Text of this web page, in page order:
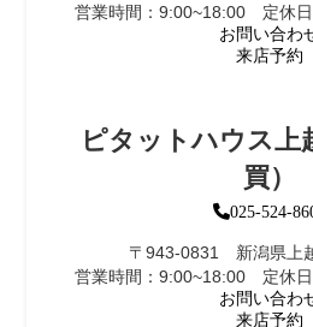
営業時間：9:00~18:00 定休日
お問い合わ
来店予約
ピタットハウス上
買）
025-524-
〒943-0831 新潟県上
営業時間：9:00~18:00 定休日
お問い合わ
来店予約